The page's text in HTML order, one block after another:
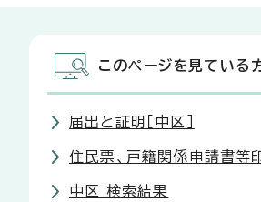
このページを見ている
届出と証明［中区］
住民票、戸籍関係申請書等
中区 検索結果